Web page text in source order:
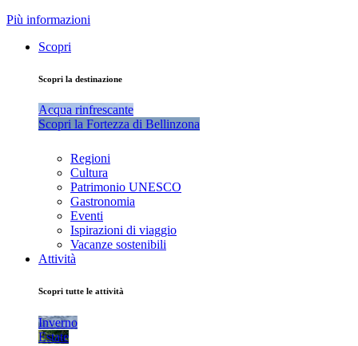
Più informazioni
Scopri
Scopri la destinazione
Acqua rinfrescante
Scopri la Fortezza di Bellinzona
Regioni
Cultura
Patrimonio UNESCO
Gastronomia
Eventi
Ispirazioni di viaggio
Vacanze sostenibili
Attività
Scopri tutte le attività
Inverno
Estate